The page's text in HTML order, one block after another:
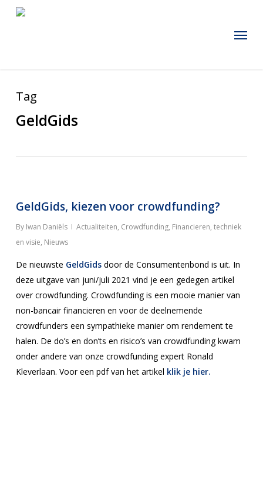
Menu
Tag
GeldGids
GeldGids, kiezen voor crowdfunding?
By Iwan Daniëls Actualiteiten, Crowdfunding, Financieren, techniek
en visie, Nieuws
De nieuwste GeldGidsdoor de Consumentenbond is uit. In
deze uitgave van juni/juli 2021 vind je een gedegen artikel
over crowdfunding. Crowdfunding is een mooie manier van
non-bancair financieren en voor de deelnemende
crowdfunders een sympathieke manier om rendement te
halen. De do’s en don’ts en risico’s van crowdfunding kwam
onder andere van onze crowdfunding expert Ronald
Kleverlaan. Voor een pdf van het artikel klik je hier.